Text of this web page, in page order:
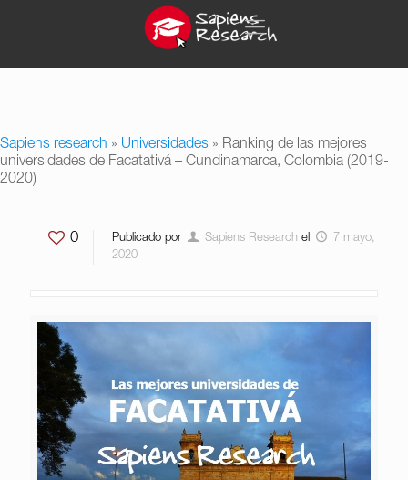
Sapiens research » Universidades » Ranking de las mejores
universidades de Facatativá – Cundinamarca, Colombia (2019-
2020)
0 Publicado por Sapiens Research el
7 mayo,
2020